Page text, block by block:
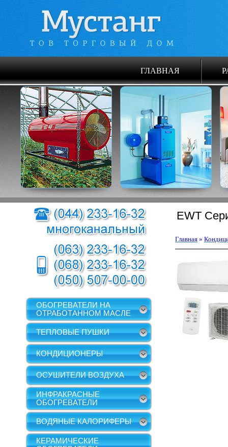
ГЛАВНАЯ
ОБОГРЕВАТЕЛИ НА
ОТРАБОТАННОМ МАСЛЕ
ТЕПЛОВЫЕ ПУШКИ
КОНДИЦИОНЕРЫ
ОСУШИТЕЛИ ВОЗДУХА
ИНФРАКРАСНЫЕ
ОБОГРЕВАТЕЛИ
ВОДЯНЫЕ КАЛОРИФЕРЫ
КЕРАМИЧЕСКИЕ
EWT
Главная »